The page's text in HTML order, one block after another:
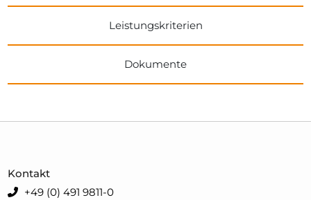
Leistungskriterien
Dokumente
Kontakt
+49 (0) 491 9811-0